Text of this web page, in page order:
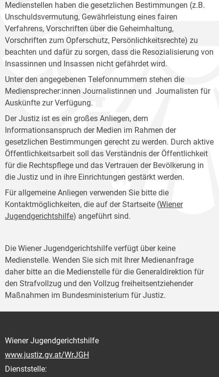
Medienstellen haben die gesetzlichen Bestimmungen (z.B.
Unschuldsvermutung, Gewährleistung eines fairen
Verfahrens, Vorschriften über die Geheimhaltung,
Vorschriften zum Opferschutz, Persönlichkeitsrechte) zu
beachten und dafür zu sorgen, dass die Resozialisierung von
Insassinnen und Insassen nicht gefährdet wird.
Unter den angegebenen Telefonnummern stehen die
Mediensprecher:innen Journalistinnen und Journalisten für
Auskünfte zur Verfügung.
Der Justiz ist es ein großes Anliegen, dem
Informationsanspruch der Medien im Rahmen der
gesetzlichen Bestimmungen gerecht zu werden. Durch aktive
Öffentlichkeitsarbeit soll das Verständnis der Öffentlichkeit
für die Rechtspflege und das Vertrauen der Bevölkerung in
die Justiz und in ihre Einrichtungen gestärkt werden.
Für allgemeine Anliegen verwenden Sie bitte die
Kontaktmöglichkeiten, die auf der Startseite (Wiener
Jugendgerichtshilfe) angeführt sind.
Die Wiener Jugendgerichtshilfe verfügt über keine
Medienstelle. Wenden Sie sich mit Ihrer Medienanfrage
daher bitte an die Medienstelle für die Generaldirektion für
den Strafvollzug und den Vollzug freiheitsentziehender
Maßnahmen im Bundesministerium für Justiz.
Wiener Jugendgerichtshilfe
www.justiz.gv.at/WrJGH
Dienststelle: